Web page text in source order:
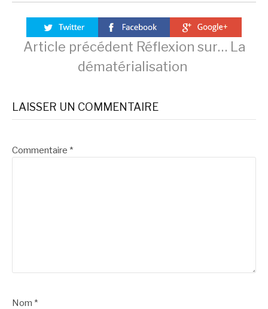
Lire
la
suite
Article précédent Réflexion sur… La
dématérialisation
LAISSER UN COMMENTAIRE
Commentaire *
Nom *